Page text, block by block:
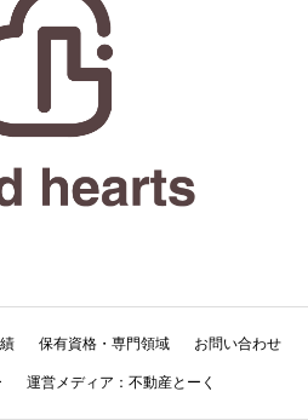
保有資格・専門領域 お問い合わせ
運営メディア：不動産とーく